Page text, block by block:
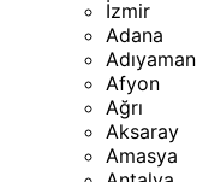
İzmir
Adana
Adıyaman
Afyon
Ağrı
Aksaray
Amasya